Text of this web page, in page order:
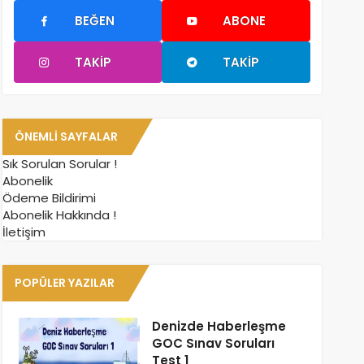
BEĞEN ABONE
TAKIP TAKIP
ÖNEMLI SAYFALAR
Sık Sorulan Sorular !
Abonelik
Ödeme Bildirimi
Abonelik Hakkında !
İletişim
POPÜLER YAZILAR
Denizde Haberleşme
GOC Sınav Soruları
Test 1